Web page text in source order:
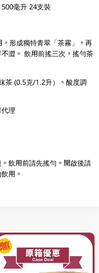
500毫升 24支裝
形成獨特青翠「茶霧」，再
澀。 飲用前搖三次，搖勻茶
茶 (0.5克/1.2升）、酸度調
理
飲用前請先搖勻。開啟後請
用。